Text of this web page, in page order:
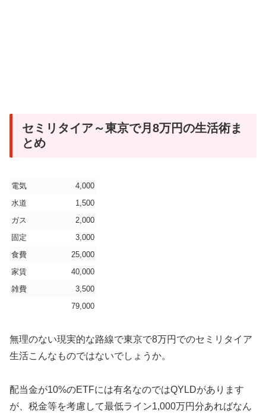
セミリタイア～東京で月8万円の生活術ま
とめ
電気
4,000
水道
1,500
ガス
2,000
固定
3,000
食費
25,000
家賃
40,000
雑費
3,500
79,000
無理のない現実的な路線で東京で8万円でのセミリタイア
生活こんなものではないでしょうか。
配当金が10%のETFには有名なのではQYLDがあります
が、税金等を考慮して最低ライン1,000万円分あればなん